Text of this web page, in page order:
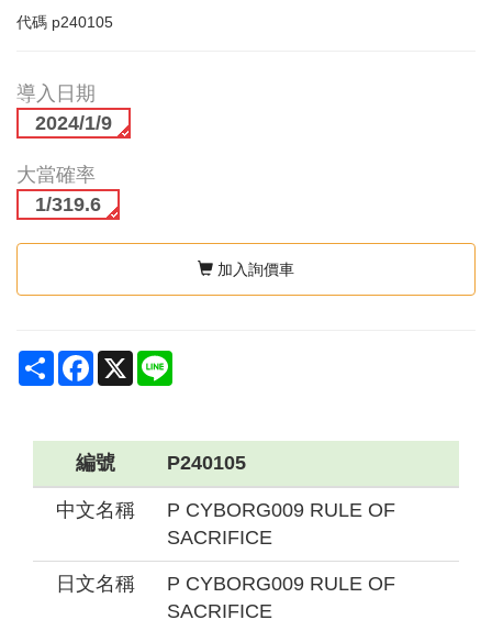
代碼 p240105
導入日期
2024/1/9
大當確率
1/319.6
加入詢價車
ShareFacebook
X
編號 P240105
中文名稱
P CYBORG009 RULE OF
SACRIFICE
日文名稱
P CYBORG009 RULE OF
SACRIFICE